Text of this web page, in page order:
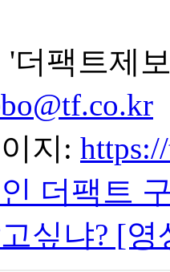
'더팩트제
지:
더팩트
싶냐? [